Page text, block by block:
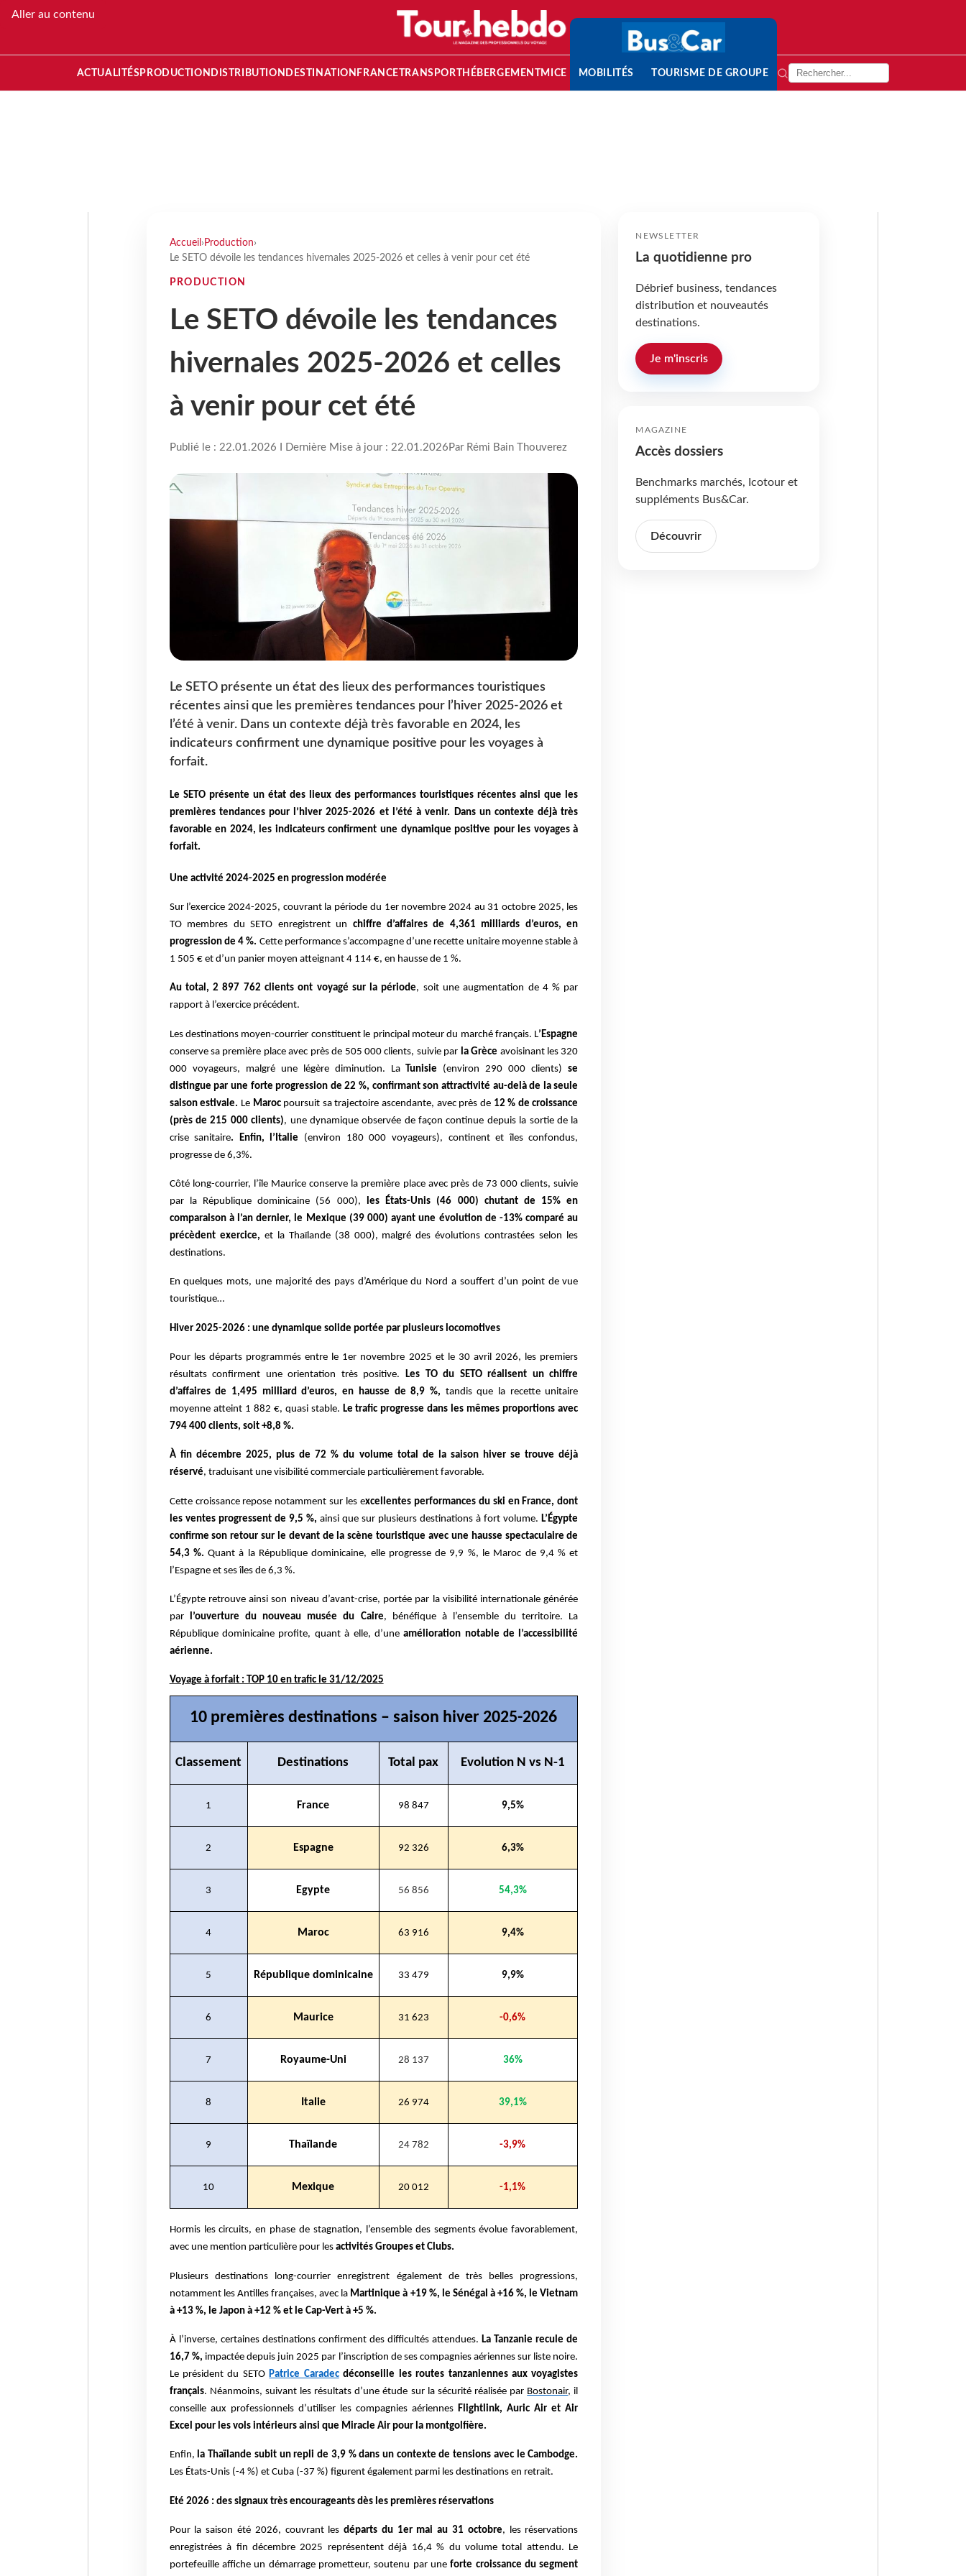
Aller au contenu
ACTUALITÉS PRODUCTION DISTRIBUTION DESTINATION FRANCETRANSPORT HÉBERGEMENTMICE MOBILITÉS TOURISME DE GROUPE
Accueil › Production›
Le SETO dévoile les tendances hivernales 2025-2026 et celles à venir pour cet été
PRODUCTION
Le SETO dévoile les tendances
hivernales 2025-2026 et celles
à venir pour cet été
Publié le : 22.01.2026 I Dernière Mise à jour : 22.01.2026 Par Rémi Bain Thouverez
Le SETO présente un état des lieux des performances touristiques
récentes ainsi que les premières tendances pour l’hiver 2025-2026 et
l’été à venir. Dans un contexte déjà très favorable en 2024, les
indicateurs confirment une dynamique positive pour les voyages à
forfait.
Le SETO présente un état des lieux des performances touristiques récentes ainsi que les
premières tendances pour l’hiver 2025-2026 et l’été à venir. Dans un contexte déjà très
favorable en 2024, les indicateurs confirment une dynamique positive pour les voyages à
forfait.
Une activité 2024-2025 en progression modérée
Sur l’exercice 2024-2025, couvrant la période du 1er novembre 2024 au 31 octobre 2025, les
TO membres du SETO enregistrent un chiffre d’affaires de 4,361 milliards d’euros, en
progression de 4 %. Cette performance s’accompagne d’une recette unitaire moyenne stable à
1 505 € et d’un panier moyen atteignant 4 114 €, en hausse de 1 %.
Au total, 2 897 762 clients ont voyagé sur la période, soit une augmentation de 4 % par
rapport à l’exercice précédent.
Les destinations moyen-courrier constituent le principal moteur du marché français. L’Espagne
conserve sa première place avec près de 505 000 clients, suivie par la Grèce avoisinant les 320
000 voyageurs, malgré une légère diminution. LaTunisie (environ 290 000 clients) se
distingue par une forte progression de 22 %, confirmant son attractivité au-delà de la seule
saison estivale. Le Marocpoursuit sa trajectoire ascendante, avec près de 12 % de croissance
(près de 215 000 clients), une dynamique observée de façon continue depuis la sortie de la
crise sanitaire. Enfin, l’Italie (environ 180 000 voyageurs), continent et îles confondus,
progresse de 6,3%.
Côté long-courrier, l’île Maurice conserve la première place avec près de 73 000 clients, suivie
par la République dominicaine (56 000),
les États-Unis (46 000) chutant de 15% en
comparaison à l’an dernier, le Mexique (39 000) ayant une évolution de -13% comparé au
précèdent exercice, et la Thaïlande (38 000), malgré des évolutions contrastées selon les
destinations.
En quelques mots, une majorité des pays d’Amérique du Nord a souffert d’un point de vue
touristique…
Hiver 2025-2026 : une dynamique solide portée par plusieurs locomotives
Pour les départs programmés entre le 1er novembre 2025 et le 30 avril 2026, les premiers
résultats confirment une orientation très positive.
Les TO du SETO réalisent un chiffre
d’affaires de 1,495 milliard d’euros, en hausse de 8,9 %, tandis que la recette unitaire
moyenne atteint 1 882 €, quasi stable. Le trafic progresse dans les mêmes proportions avec
794 400 clients, soit +8,8 %.
À fin décembre 2025, plus de 72 % du volume total de la saison hiver se trouve déjà
réservé, traduisant une visibilité commerciale particulièrement favorable.
Cette croissance repose notamment sur les excellentes performances du ski en France, dont
les ventes progressent de 9,5 %, ainsi que sur plusieurs destinations à fort volume. L’Égypte
confirme son retour sur le devant de la scène touristique avec une hausse spectaculaire de
54,3 %.Quant à la République dominicaine, elle progresse de 9,9 %, le Maroc de 9,4 % et
l’Espagne et ses îles de 6,3 %.
L’Égypte retrouve ainsi son niveau d’avant-crise, portée par la visibilité internationale générée
par
l’ouverture du nouveau musée du Caire, bénéfique à l’ensemble du territoire. La
République dominicaine profite, quant à elle, d’uneamélioration notable de l’accessibilité
aérienne.
Voyage à forfait : TOP 10 en trafic le 31/12/2025
10 premières destinations – saison hiver 2025-2026
Classement Destinations Total pax Evolution N vs N-1
1 France 98 847 9,5%
2 Espagne 92 326 6,3%
3 Egypte 56 856 54,3%
4 Maroc 63 916 9,4%
5 République dominicaine 33 479 9,9%
6 Maurice 31 623 -0,6%
7 Royaume-Uni 28 137 36%
8 Italie 26 974 39,1%
9 Thaïlande 24 782 -3,9%
10 Mexique 20 012 -1,1%
Hormis les circuits, en phase de stagnation, l’ensemble des segments évolue favorablement,
avec une mention particulière pour les activités Groupes et Clubs.
Plusieurs destinations long-courrier enregistrent également de très belles progressions,
notamment les Antilles françaises, avec la Martinique à +19 %, le Sénégal à +16 %, le Vietnam
à +13 %, le Japon à +12 % et le Cap-Vert à +5 %.
À l’inverse, certaines destinations confirment des difficultés attendues.La Tanzanie recule de
16,7 %, impactée depuis juin 2025 par l’inscription de ses compagnies aériennes sur liste noire.
Le président du SETOPatrice Caradec déconseille les routes tanzaniennes aux voyagistes
français. Néanmoins, suivant les résultats d’une étude sur la sécurité réalisée par Bostonair, il
conseille aux professionnels d’utiliser les compagnies aériennesFlightlink, Auric Air et Air
Excel pour les vols intérieurs ainsi que Miracle Air pour la montgolfière.
Enfin, la Thaïlande subit un repli de 3,9 % dans un contexte de tensions avec le Cambodge.
Les États-Unis (-4 %) et Cuba (-37 %) figurent également parmi les destinations en retrait.
Eté 2026 : des signaux très encourageants dès les premières réservations
Pour la saison été 2026, couvrant lesdéparts du 1er mai au 31 octobre, les réservations
enregistrées à fin décembre 2025 représentent déjà 16,4 % du volume total attendu. Le
portefeuille affiche un démarrage prometteur, soutenu par uneforte croissance du segment
NEWSLETTER
La quotidienne pro
Débrief business, tendances
distribution et nouveautés
destinations.
Je m'inscris
MAGAZINE
Accès dossiers
Benchmarks marchés, Icotour et
suppléments Bus&Car.
Découvrir